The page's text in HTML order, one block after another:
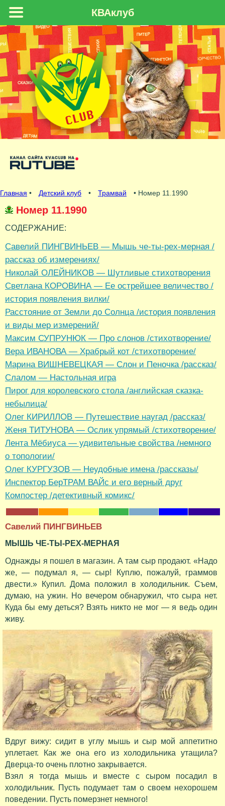
Главная • Детский клуб • Трамвай • Номер 11.1990
Номер 11.1990
СОДЕРЖАНИЕ:
Савелий ПИНГВИНЬЕВ — Мышь че-ты-рех-мерная /
рассказ об измерениях/
Николай ОЛЕЙНИКОВ — Шутливые стихотворения
Светлана КОРОВИНА — Ее острейшее величество /
история появления вилки/
Расстояние от Земли до Солнца /история появления
и виды мер измерений/
Максим СУПРУНЮК — Про слонов /стихотворение/
Вера ИВАНОВА — Храбрый кот /стихотворение/
Марина ВИШНЕВЕЦКАЯ — Слон и Пеночка /рассказ/
Слалом — Настольная игра
Пирог для королевского стола /английская сказка-
небылица/
Олег КИРИЛЛОВ — Путешествие наугад /рассказ/
Женя ТИТУНОВА — Ослик упрямый /стихотворение/
Лента Мёбиуса — удивительные свойства /немного
о топологии/
Олег КУРГУЗОВ — Неудобные имена /рассказы/
Инспектор БерТРАМ ВАЙс и его верный друг
Компостер /детективный комикс/
Савелий ПИНГВИНЬЕВ
МЫШЬ ЧЕ-ТЫ-РЕХ-МЕРНАЯ
Однажды я пошел в магазин. А там сыр продают. «Надо
же, — подумал я, — сыр! Куплю, пожалуй, граммов
двести.» Купил. Дома положил в холодильник. Съем,
думаю, на ужин. Но вечером обнаружил, что сыра нет.
Куда бы ему деться? Взять никто не мог — я ведь один
живу.
Вдруг вижу: сидит в углу мышь и сыр мой аппетитно
уплетает. Как же она его из холодильника утащила?
Дверца-то очень плотно закрывается.
Взял я тогда мышь и вместе с сыром посадил в
холодильник. Пусть подумает там о своем нехорошем
поведении. Пусть померзнет немного!
КВАклуб